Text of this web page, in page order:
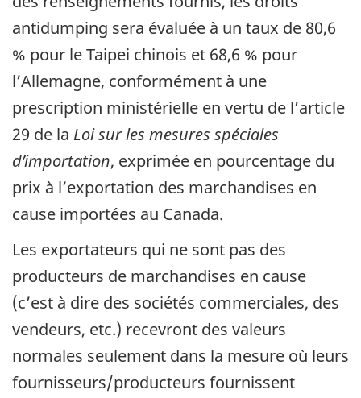
antidumping sera évaluée à un taux de 80,6
% pour le Taipei chinois et 68,6 % pour
l’Allemagne, conformément à une
prescription ministérielle en vertu de l’article
29 de la Loi sur les mesures spéciales
d’importation, exprimée en pourcentage du
prix à l’exportation des marchandises en
cause importées au Canada.
Les exportateurs qui ne sont pas des
producteurs de marchandises en cause
(c’est à dire des sociétés commerciales, des
vendeurs, etc.) recevront des valeurs
normales seulement dans la mesure où leurs
fournisseurs/producteurs fournissent